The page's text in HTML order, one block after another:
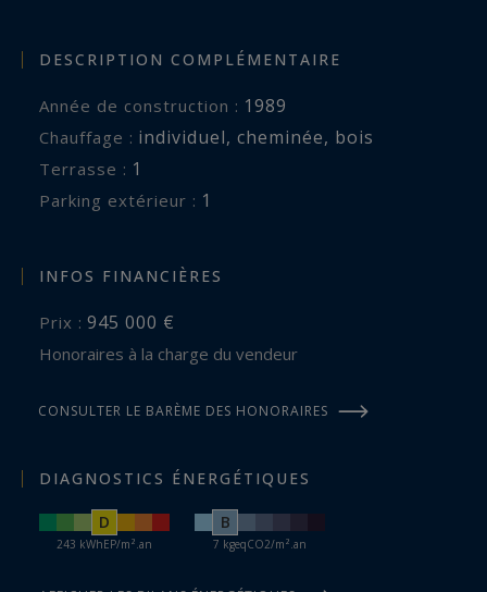
DESCRIPTION COMPLÉMENTAIRE
Année de construction : 1989
Chauffage : individuel, cheminée, bois
terrasse : 1
parking extérieur : 1
INFOS FINANCIÈRES
Prix : 945 000 €
Honoraires à la charge du vendeur
CONSULTER LE BARÈME DES HONORAIRES
DIAGNOSTICS ÉNERGÉTIQUES
D
243 kWhEP/m².an
B
7 kgeqCO2/m².an